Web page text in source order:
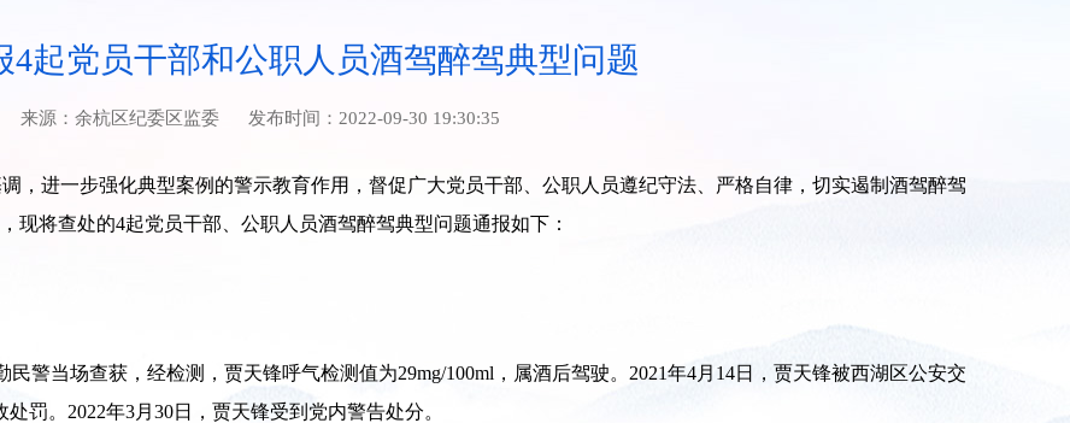
4起党员干部和公职人员酒驾醉驾典型问题
来源： 余杭区纪委区监委 发布时间： 2022-09-30 19:30:35
，进一步强化典型案例的警示教育作用，督促广大党员干部、公职人员遵纪守法、严格自律，切实遏制酒驾醉驾
现将查处的4起党员干部、公职人员酒驾醉驾典型问题通报如下：
警当场查获，经检测，贾天锋呼气检测值为29mg/100ml，属酒后驾驶。2021年4月14日，贾天锋被西湖区公安交
罚。2022年3月30日，贾天锋受到党内警告处分。